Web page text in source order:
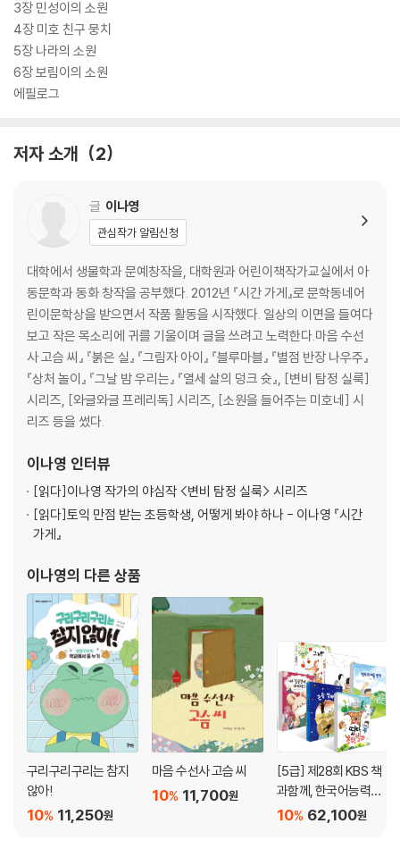
3장 민성이의 소원
4장 미호 친구 뭉치
5장 나라의 소원
6장 보림이의 소원
에필로그
저자 소개 2
글 이나영
관심작가 알림신청
대학에서 생물학과 문예창작을, 대학원과 어린이책작가교실에서 아
동문학과 동화 창작을 공부했다. 2012년 『시간 가게』로 문학동네어
린이문학상을 받으면서 작품 활동을 시작했다. 일상의 이면을 들여다
보고 작은 목소리에 귀를 기울이며 글을 쓰려고 노력한다.마음 수선
사 고슴 씨』 『붉은 실』 『그림자 아이』 『블루마블』 『별점 반장 나우주』
『상처 놀이』 『그날 밤 우리는』 『열세 살의 덩크 슛』, [변비 탐정 실룩]
시리즈, [와글와글 프레리독] 시리즈, [소원을 들어주는 미호네] 시
리즈 등을 썼다.
이나영 인터뷰
[읽다]이나영 작가의 야심작 <변비 탐정 실룩> 시리즈
[읽다]토익 만점 받는 초등학생, 어떻게 봐야 하나 - 이나영 『시간
가게』
이나영의 다른 상품
구리구리구리는 참지
않아!
11,250원
10%
마음 수선사 고슴 씨
11,700원
10%
[5급] 제28회 KBS 책
과함께, 한국어능력시
험 선정도서62,100원
10%